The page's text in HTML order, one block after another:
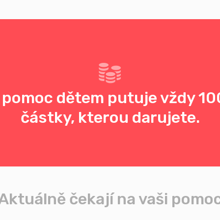
dětem putuje vždy
částky, kterou darujete.
čekají na vaši